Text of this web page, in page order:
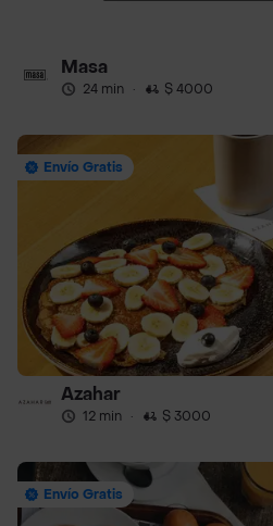
Masa
24 min · $ 4000
Envío Gratis
Azahar
12 min · $ 3000
Envío Gratis